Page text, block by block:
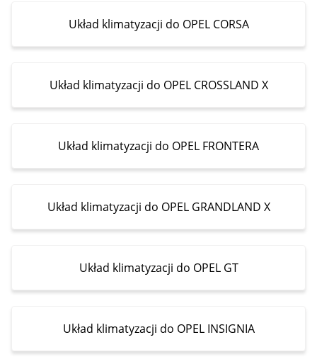
Układ klimatyzacji do OPEL CORSA
Układ klimatyzacji do OPEL CROSSLAND X
Układ klimatyzacji do OPEL FRONTERA
Układ klimatyzacji do OPEL GRANDLAND X
Układ klimatyzacji do OPEL GT
Układ klimatyzacji do OPEL INSIGNIA